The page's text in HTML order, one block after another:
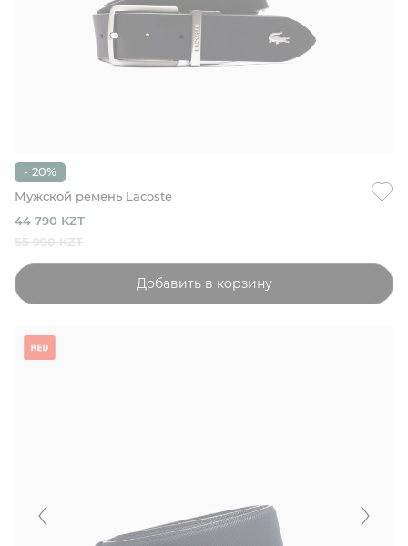
- 20%
Мужской ремень Lacoste
44 790 KZT
55 990 KZT
Добавить в корзину